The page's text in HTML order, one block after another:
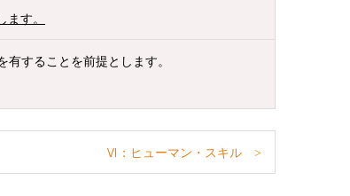
ます。
することを前提とします。
Ⅵ：ヒューマン・スキル >